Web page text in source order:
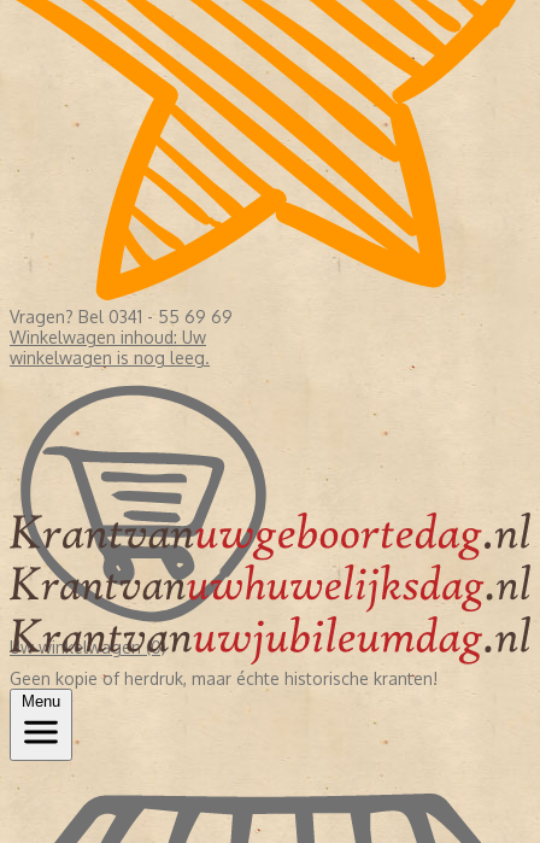
Vragen? Bel 0341 - 55 69 69
Winkelwagen inhoud: Uw
winkelwagen is nog leeg.
Uw winkelwagen (0)
Geen kopie of herdruk, maar échte historische kranten!
Menu